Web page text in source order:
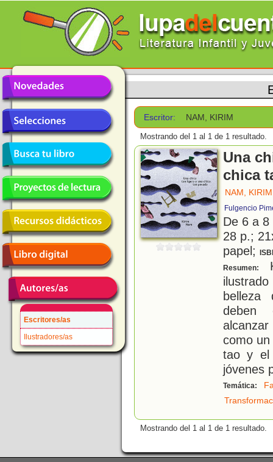
Escritores/as
Ilustradores/as
Escritor: NAM, KIRIM
Mostrando del 1 al 1 de 1 resultado.
Una
chica
NAM, KIRIM
Fulgencio
De 6 a
28 p.;
papel;
Resumen:
belleza
deben
como
tao y el
jóvenes
Temática:
Mostrando del 1 al 1 de 1 resultado.